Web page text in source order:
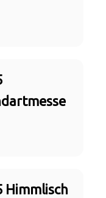
Himmlisch